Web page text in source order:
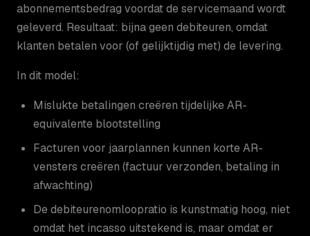
abonnementsbedrag voordat de servicemaand wordt
geleverd. Resultaat: bijna geen debiteuren, omdat
klanten betalen voor (of gelijktijdig met) de levering.
In dit model:
Mislukte betalingen creëren tijdelijke AR-
equivalente blootstelling
Facturen voor jaarplannen kunnen korte AR-
vensters creëren (factuur verzonden, betaling in
afwachting)
De debiteurenomloopratio is kunstmatig hoog, niet
omdat het incasso uitstekend is, maar omdat er